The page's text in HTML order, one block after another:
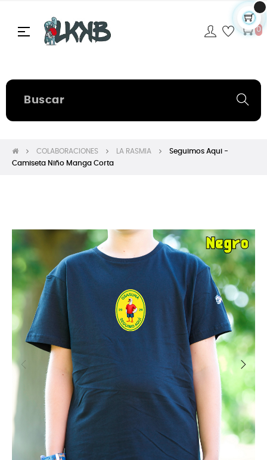
Navegación
☰ 0
COLABORACIONES LA RASMIA
Seguimos Aqui -
Camiseta Niño Manga Corta